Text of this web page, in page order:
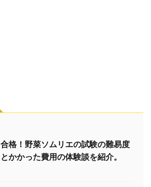
合格！野菜ソムリエの試験の難易度
とかかった費用の体験談を紹介。